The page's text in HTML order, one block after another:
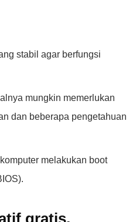
stabil agar berfungsi
mungkin memerlukan
dan beberapa pengetahuan
melakukan boot